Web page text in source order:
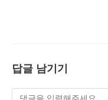
답글 남기기